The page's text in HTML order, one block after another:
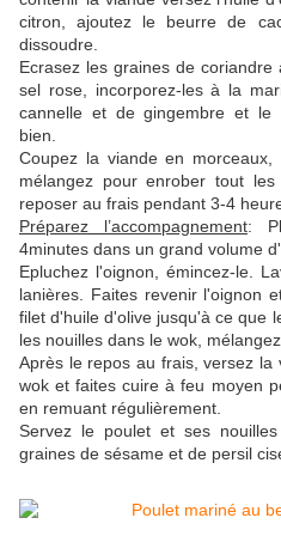
citron, ajoutez le beurre de
dissoudre.
Ecrasez les graines de
sel rose, incorporez-les à la
cannelle et de gingembre et le
bien.
Coupez la viande en
mélangez pour enrober tout
reposer au frais pendant 3-4
Préparez l’accompagnement:
4minutes dans un grand volume
Epluchez l'oignon, émincez-le.
lanières. Faites revenir l'oignon
filet d'huile d'olive jusqu'à ce que
les nouilles dans le wok,
Après le repos au frais, versez
wok et faites cuire à feu moyen
en remuant régulièrement.
Servez le poulet et ses
graines de sésame et de persil